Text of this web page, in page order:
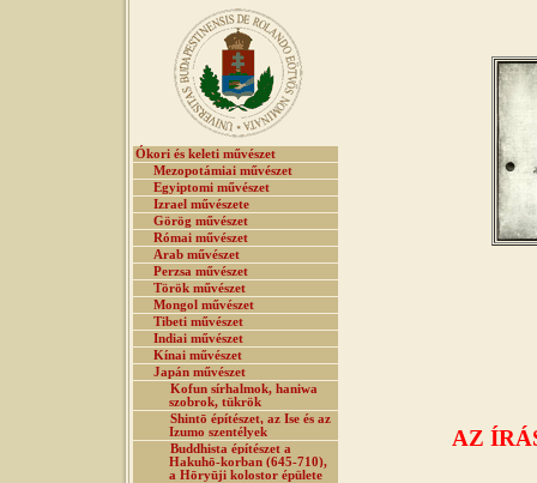
Ókori és keleti művészet
Mezopotámiai művészet
Egyiptomi művészet
Izrael művészete
Görög művészet
Római művészet
Arab művészet
Perzsa művészet
Török művészet
Mongol művészet
Tibeti művészet
Indiai művészet
Kínai művészet
Japán művészet
Kofun sírhalmok, haniwa
szobrok, tükrök
Shintō építészet, az Ise és az
Izumo szentélyek
Buddhista építészet a
Hakuhō-korban (645-710),
a Hōryūji kolostor épülete
AZ